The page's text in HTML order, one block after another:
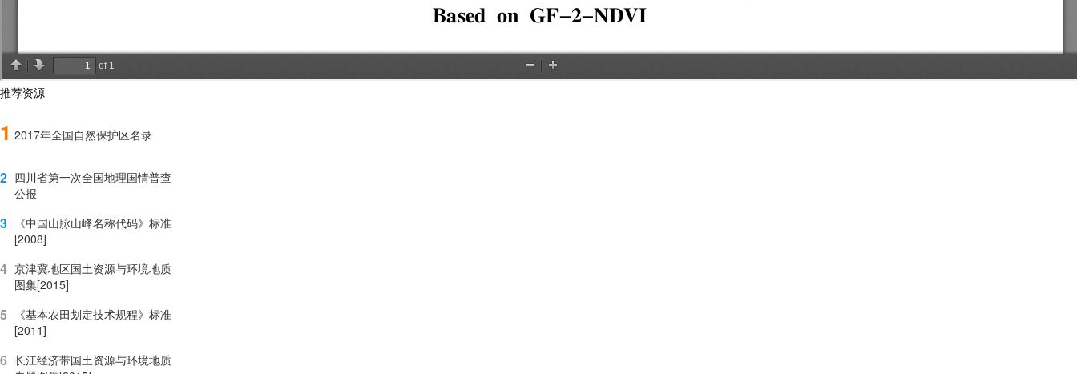
推荐资源
1 2017年全国自然保护区名录
2 四川省第一次全国地理国情普查
公报
3
《中国山脉山峰名称代码》标准
[2008]
4 京津冀地区国土资源与环境地质
图集[2015]
5
《基本农田划定技术规程》标准
[2011]
6 长江经济带国土资源与环境地质